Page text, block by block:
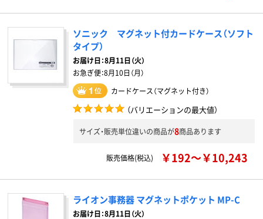
ソニック マグネット付カードケース（ソフト
タイプ）
お届け日：8月11日（火）
お急ぎ便：8月10日（月）
カードケース（マグネット付き）
（バリエーションの最大値）
サイズ・販売単位違いの商品が8商品あります
販売価格(税込) ￥192～￥10,243
ライオン事務器 マグネットポケット MP-C
お届け日：8月11日（火）